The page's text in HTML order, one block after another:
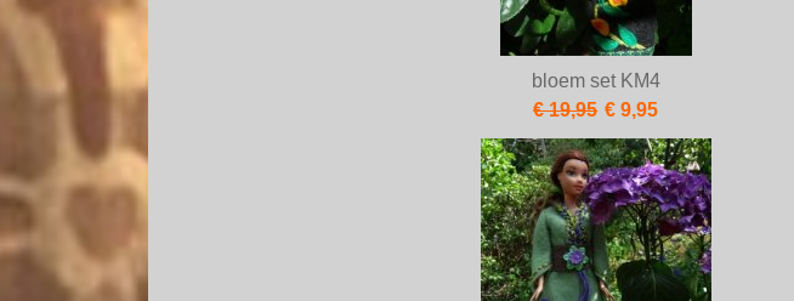
bloem set KM4
€ 19,95 € 9,95